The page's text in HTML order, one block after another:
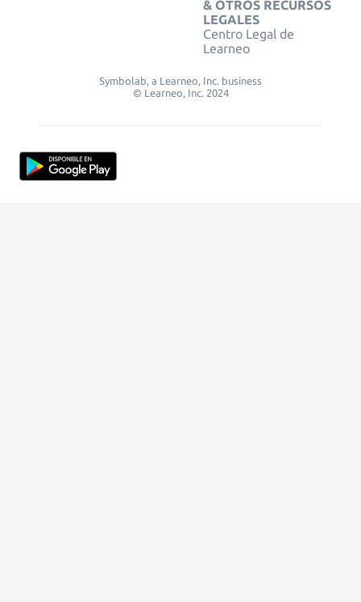
& OTROS RECURSOS
LEGALES
Centro Legal de
Learneo
Symbolab, a Learneo, Inc. business
© Learneo, Inc. 2024